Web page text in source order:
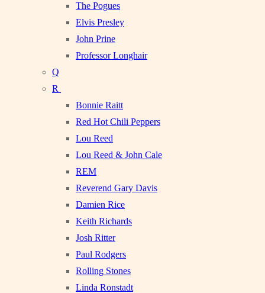
The Pogues
Elvis Presley
John Prine
Professor Longhair
Q
R
Bonnie Raitt
Red Hot Chili Peppers
Lou Reed
Lou Reed & John Cale
REM
Reverend Gary Davis
Damien Rice
Keith Richards
Josh Ritter
Paul Rodgers
Rolling Stones
Linda Ronstadt